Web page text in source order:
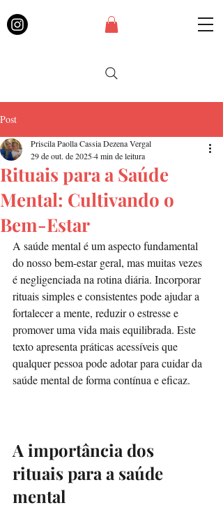
Post
Rituais para a Saúde
Mental: Cultivando o
Bem-Estar
Priscila Paolla Cassia Dezena Vergal
29 de out. de 20254 min de leitura
A saúde mental é um aspecto fundamental
do nosso bem-estar geral, mas muitas vezes
é negligenciada na rotina diária. Incorporar
rituais simples e consistentes pode ajudar a
fortalecer a mente, reduzir o estresse e
promover uma vida mais equilibrada. Este
texto apresenta práticas acessíveis que
qualquer pessoa pode adotar para cuidar da
saúde mental de forma contínua e eficaz.
A importância dos
rituais para a saúde
mental